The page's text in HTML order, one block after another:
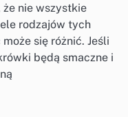
nie wszystkie
rodzajów tych
się różnić. Jeśli
będą smaczne i